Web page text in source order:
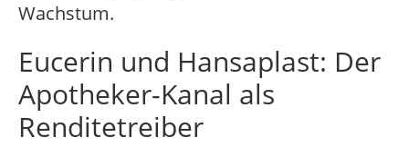
Wachstum.
Eucerin und Hansaplast: Der
Apotheker-Kanal als
Renditetreiber